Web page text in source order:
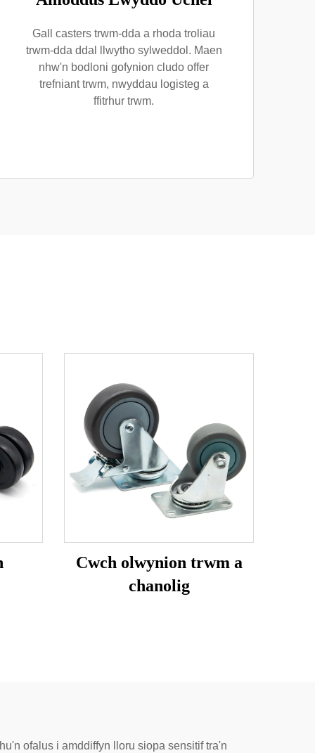
Gall casters trwm-dda a rhoda troliau
trwm-dda ddal llwytho sylweddol. Maen
nhw'n bodloni gofynion cludo offer
trefniant trwm, nwyddau logisteg a
ffitrhur trwm.
Cwch olwynion trwm a
chanolig
ofalus i amddiffyn lloru siopa sensitif tra'n